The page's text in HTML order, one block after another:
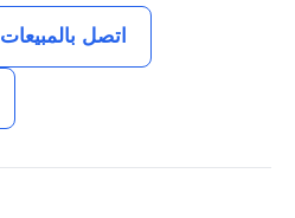
اتصل بالمبيعات